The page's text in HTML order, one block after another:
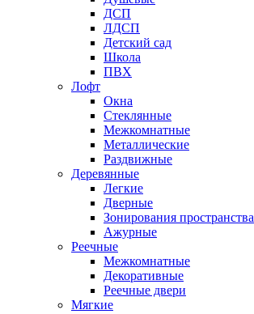
ДСП
ЛДСП
Детский сад
Школа
ПВХ
Лофт
Окна
Стеклянные
Межкомнатные
Металлические
Раздвижные
Деревянные
Легкие
Дверные
Зонирования пространства
Ажурные
Реечные
Межкомнатные
Декоративные
Реечные двери
Мягкие